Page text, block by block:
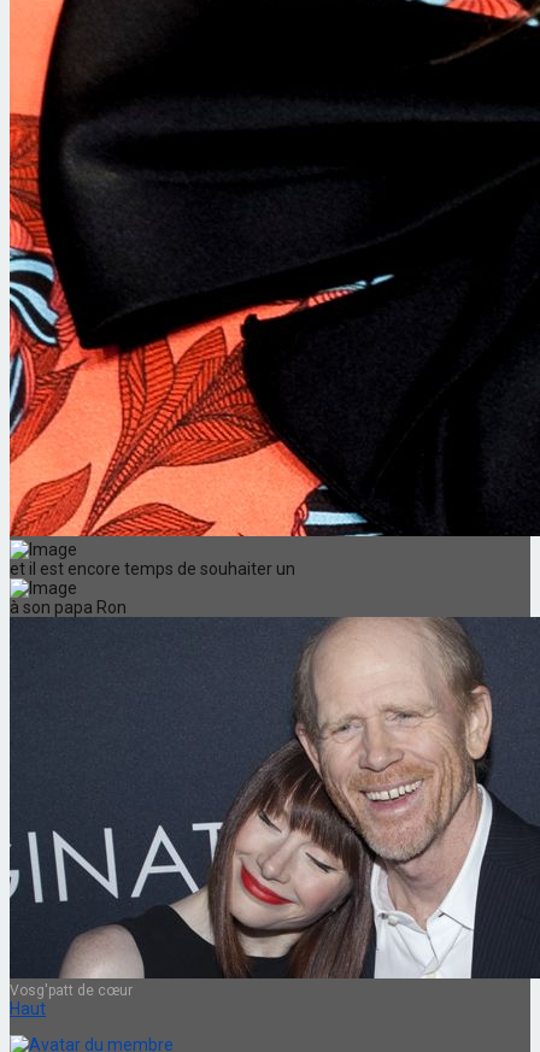
et il est encore temps de souhaiter un
à son papa Ron
Vosg'patt de cœur
Haut